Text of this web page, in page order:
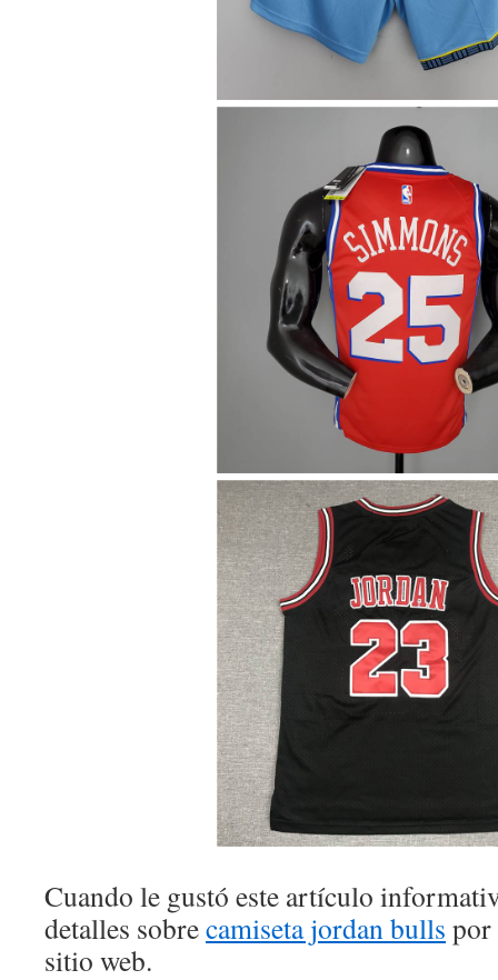
Cuando le gustó este artículo
detalles sobrecamiseta jordan bulls por
sitio web.